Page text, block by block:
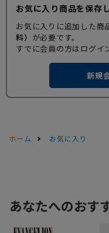
お気に入り商品を保存
お気に入りに追加した商
料） が必要です。
すでに会員の方はログイ
新規
ホーム お気に入り